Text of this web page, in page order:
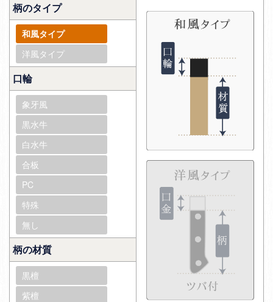
柄のタイプ
和風タイプ
洋風タイプ
口輪
象牙風
黒水牛
白水牛
合板
PC
特殊
無し
柄の材質
黒檀
紫檀